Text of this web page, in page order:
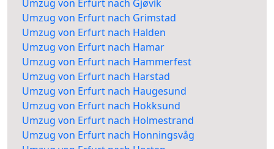
Umzug von Erfurt nach Gjøvik
Umzug von Erfurt nach Grimstad
Umzug von Erfurt nach Halden
Umzug von Erfurt nach Hamar
Umzug von Erfurt nach Hammerfest
Umzug von Erfurt nach Harstad
Umzug von Erfurt nach Haugesund
Umzug von Erfurt nach Hokksund
Umzug von Erfurt nach Holmestrand
Umzug von Erfurt nach Honningsvåg